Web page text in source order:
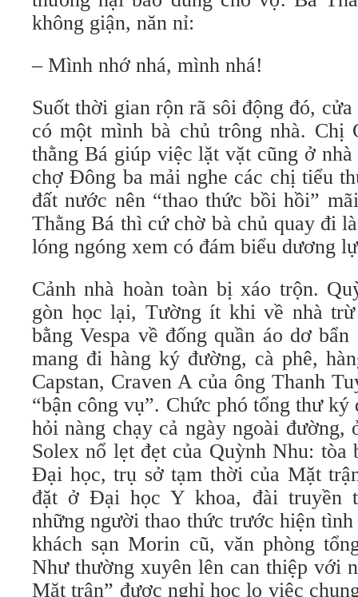
không giận, năn nỉ:
– Mình nhớ nhá, mình nhá!
Suốt thời gian rộn rã sôi động đó,
có một mình bà chủ trông nhà. Chị
thằng Bá giúp việc lặt vặt cũng ở
chợ Đông ba mải nghe các chị tiểu
đất nước nên “thao thức bồi hồi”
Thằng Bá thì cứ chờ bà chủ quay đi
lóng ngóng xem có đám biểu dương
Cảnh nhà hoàn toàn bị xáo trộn.
gòn học lại, Tường ít khi về nhà
bằng Vespa về đống quần áo dơ
mang đi hàng ký đường, cà phê,
Capstan, Craven A của ông Thanh
“bận công vụ”. Chức phó tổng thư
hỏi nàng chạy cả ngày ngoài đường,
Solex nổ lẹt đẹt của Quỳnh Nhu: tòa
Đại học, trụ sở tạm thời của Mặt
đặt ở Đại học Y khoa, đài truyền
những người thao thức trước hiện
khách sạn Morin cũ, văn phòng
Như thường xuyên lên can thiệp với
Mặt trận” được nghỉ học lo việc